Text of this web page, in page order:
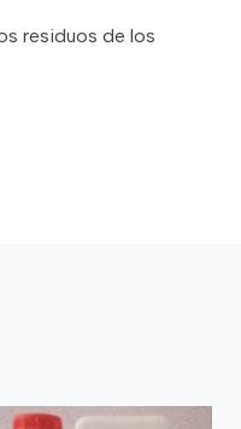
residuos de los